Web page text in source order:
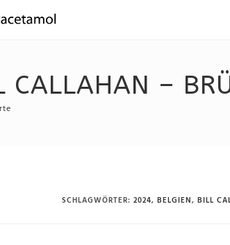
CALLAHAN –
SCHLAGWÖRTER: 2024, BELGIEN, BILL